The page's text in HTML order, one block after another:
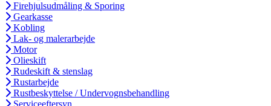
Firehjulsudmåling & Sporing
Gearkasse
Kobling
Lak- og malerarbejde
Motor
Olieskift
Rudeskift & stenslag
Rustarbejde
Rustbeskyttelse / Undervognsbehandling